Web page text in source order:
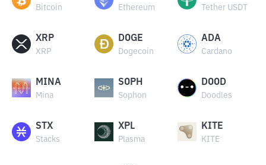
Bitcoin Ethereum Tether USDT
XRP
XRP
DOGE
Dogecoin
ADA
Cardano
MINA
Mina
SOPH
Sophon
DOOD
Doodles
STX
Stacks
XPL
Plasma
KITE
KITE